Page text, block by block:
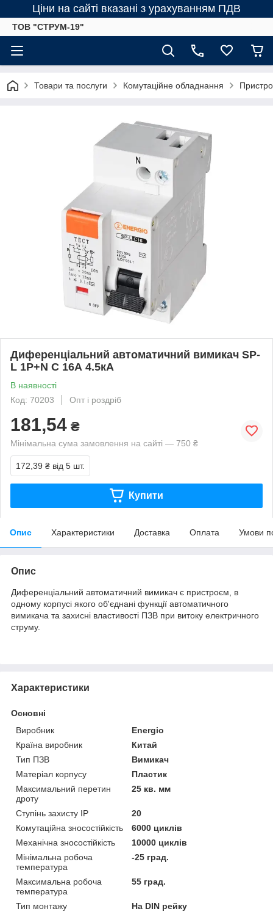
Ціни на сайті вказані з урахуванням ПДВ
ТОВ "СТРУМ-19"
Товари та послуги Комутаційне обладнання
Диференціальний автоматичний вимикач SP-
L 1P+N C 16А 4.5кА
В наявності
Код: 70203
Опт і роздріб
181,54 ₴
Мінімальна сума замовлення на сайті — 750 ₴
172,39 ₴ від 5 шт.
Купити
Опис Характеристики Доставка Оплата Умови
Опис
Диференціальний автоматичний вимикач є пристроєм, в
одному корпусі якого об'єднані функції автоматичного
вимикача та захисні властивості ПЗВ при витоку електричного
струму.
Характеристики
Основні
Виробник
Energio
Країна виробник
Китай
Тип ПЗВ
Вимикач
Матеріал корпусу
Пластик
Максимальний перетин
дроту
25 кв. мм
Ступінь захисту IP
20
Комутаційна зносостійкість
6000 циклів
Механічна зносостійкість
10000 циклів
Мінімальна робоча
температура
-25 град.
Максимальна робоча
температура
55 град.
Тип монтажу
На DIN рейку